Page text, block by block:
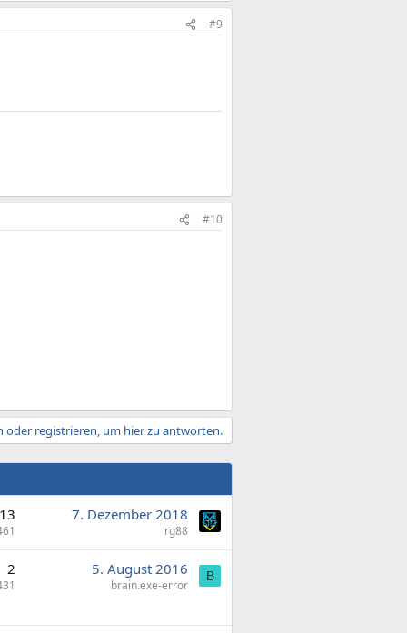
#9
#10
oder registrieren, um hier zu antworten.
13 7. Dezember 2018
rg88
2 5. August 2016
brain.exe-error
B